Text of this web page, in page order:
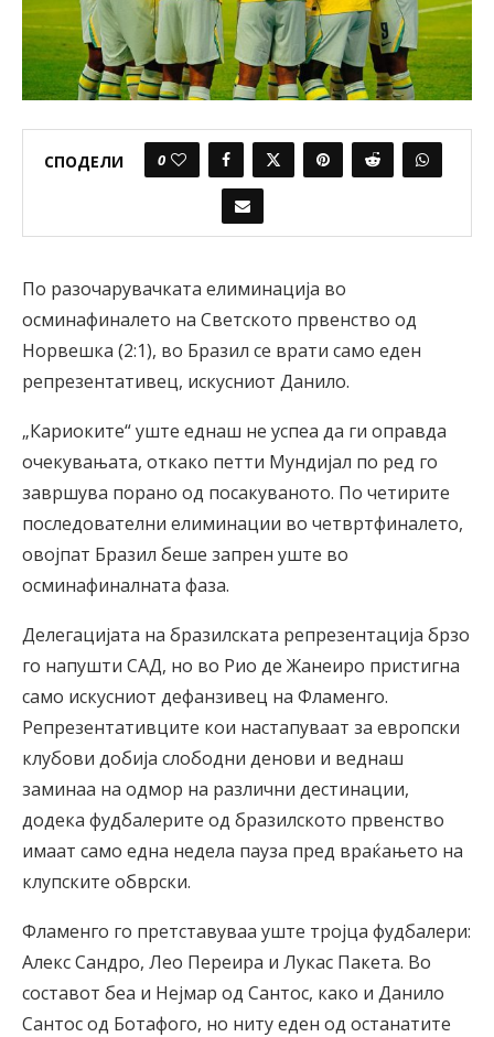
СПОДЕЛИ 0
По разочарувачката елиминација во
осминафиналето на Светското првенство од
Норвешка (2:1), во Бразил се врати само еден
репрезентативец, искусниот Данило.
„Кариоките“ уште еднаш не успеа да ги оправда
очекувањата, откако петти Мундијал по ред го
завршува порано од посакуваното. По четирите
последователни елиминации во четвртфиналето,
овојпат Бразил беше запрен уште во
осминафиналната фаза.
Делегацијата на бразилската репрезентација брзо
го напушти САД, но во Рио де Жанеиро пристигна
само искусниот дефанзивец на Фламенго.
Репрезентативците кои настапуваат за европски
клубови добија слободни денови и веднаш
заминаа на одмор на различни дестинации,
додека фудбалерите од бразилското првенство
имаат само една недела пауза пред враќањето на
клупските обврски.
Фламенго го претставуваа уште тројца фудбалери:
Алекс Сандро, Лео Переира и Лукас Пакета. Во
составот беа и Нејмар од Сантос, како и Данило
Сантос од Ботафого, но ниту еден од останатите